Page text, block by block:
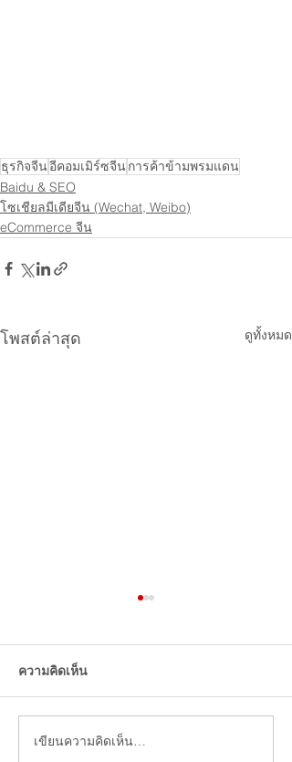
ธุรกิจจีนอีคอมเมิร์ซจีน การค้าข้ามพรมแดน
Baidu & SEO
โซเชียลมีเดียจีน (Wechat, Weibo)
eCommerce จีน
โพสต์ล่าสุด ดูทั้งหมด
สุดในโซเชียลจีน 3ไตรมาส
ปี2024 ใช่แบรนด์ที่เพื่อนๆ
คิดไว้รึเปล่า
ความคิดเห็น
เขียนความคิดเห็น…